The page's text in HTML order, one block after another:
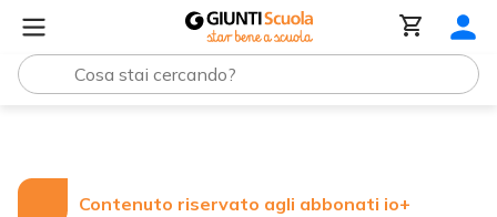
Contenuto riservato agli abbonati io+